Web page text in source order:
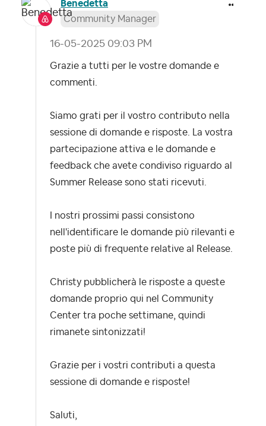
Benedetta
Community Manager
‎16-05-2025 09:03 PM
Grazie a tutti per le vostre domande e
commenti.
Siamo grati per il vostro contributo nella
sessione di domande e risposte. La vostra
partecipazione attiva e le domande e
feedback che avete condiviso riguardo al
Summer Release sono stati ricevuti.
I nostri prossimi passi consistono
nell'identificare le domande più rilevanti e
poste più di frequente relative al Release.
Christy pubblicherà le risposte a queste
domande proprio qui nel Community
Center tra poche settimane, quindi
rimanete sintonizzati!
Grazie per i vostri contributi a questa
sessione di domande e risposte!
Saluti,